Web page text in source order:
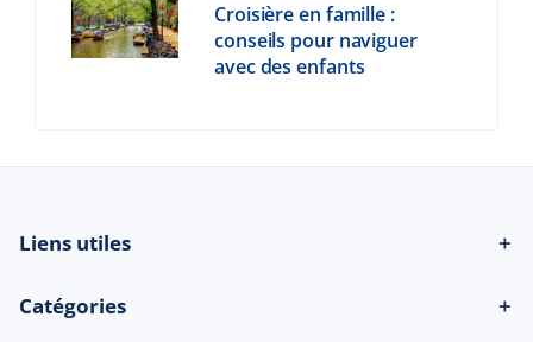
Croisière en famille :
conseils pour naviguer
avec des enfants
Liens utiles ＋
Catégories ＋